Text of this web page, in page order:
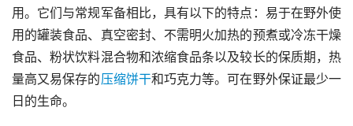
用。它们与常规军备相比，具有以下的特点：易于在野外使
用的罐装食品、真空密封、不需明火加热的预煮或冷冻干燥
食品、粉状饮料混合物和浓缩食品条以及较长的保质期，热
量高又易保存的压缩饼干和巧克力等。可在野外保证最少一
日的生命。